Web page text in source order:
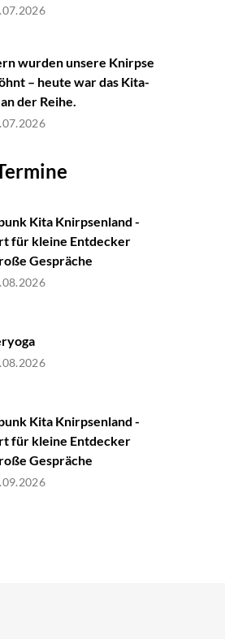
wurden unsere Knirpse
– heute war das Kita-
der Reihe.
Kita Knirpsenland -
für kleine Entdecker
Gespräche
Kita Knirpsenland -
für kleine Entdecker
Gespräche